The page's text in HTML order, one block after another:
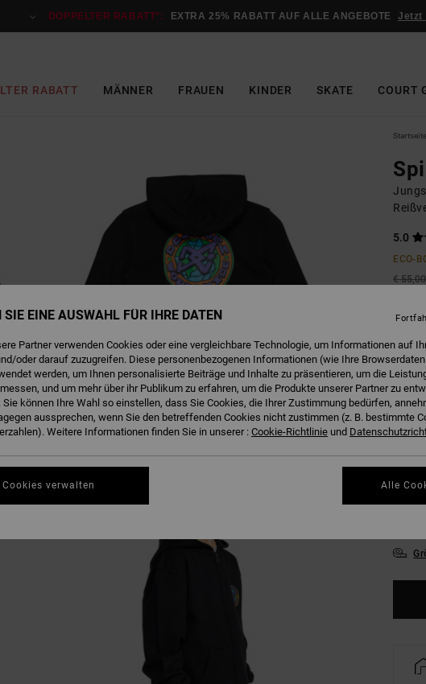
DOPPELTER RABATT*: EXTRA 25% RABATT AUF ALLE ANGEBOTE Jetzt
RABATT MÄNNER FRAUEN KINDER SKATE COURT
Startseite
5.0
ECO-
€ 55,00
Farbe
SIE EINE AUSWAHL FÜR IHRE DATEN
Partner verwenden Cookies oder eine vergleichbare Technologie, um Informationen auf
oder darauf zuzugreifen. Diese personenbezogenen Informationen (wie Ihre
werden, um Ihnen personalisierte Beiträge und Inhalte zu präsentieren, um die
und um mehr über ihr Publikum zu erfahren, um die Produkte unserer Partner zu
Sie können Ihre Wahl so einstellen, dass Sie Cookies, die Ihrer Zustimmung bedürfen,
aussprechen, wenn Sie den betreffenden Cookies nicht zustimmen (z. B. bestimmte
Weitere Informationen finden Sie in unserer : Cookie-Richtlinie und
Cookies verwalten Alle